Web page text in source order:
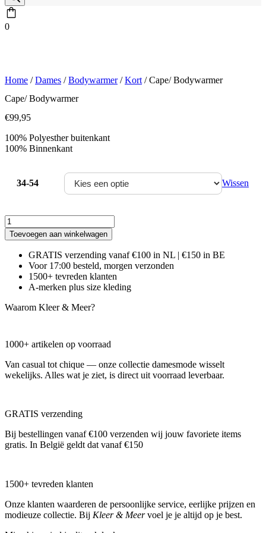
0
Home /Dames /Bodywarmer/Kort / Cape/ Bodywarmer
Cape/ Bodywarmer
€99,95
100% Polyesther buitenkant
100% Binnenkant
34-54 Wissen
Cape/
Bodywarmer
aantal
Toevoegen aan winkelwagen
GRATIS verzending vanaf €100 in NL | €150 in BE
Voor 17:00 besteld, morgen verzonden
1500+ tevreden klanten
A-merken plus size kleding
Waarom Kleer & Meer?
1000+ artikelen op voorraad
Van casual tot chique — onze collectie damesmode wisselt
wekelijks. Alles wat je ziet, is direct uit voorraad leverbaar.
GRATIS verzending
Bij bestellingen vanaf €100 verzenden wij jouw favoriete items
gratis. In België geldt dat vanaf €150
1500+ tevreden klanten
Onze klanten waarderen de persoonlijke service, eerlijke prijzen en
modieuze collectie. Bij Kleer & Meervoel je je altijd op je best.